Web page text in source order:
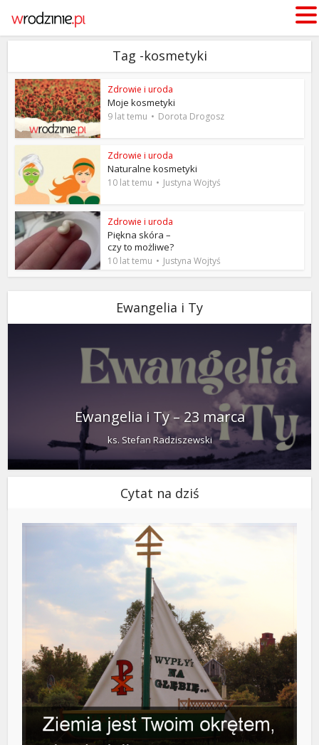
Tag -kosmetyki
Zdrowie i uroda
Moje kosmetyki
9 lat temu Dorota Drogosz
Zdrowie i uroda
Naturalne kosmetyki
10 lat temu Justyna Wojtyś
Zdrowie i uroda
Piękna skóra –
czy to możliwe?
10 lat temu Justyna Wojtyś
Ewangelia i Ty
Ewangelia i Ty – 23 marca
ks. Stefan Radziszewski
Cytat na dziś